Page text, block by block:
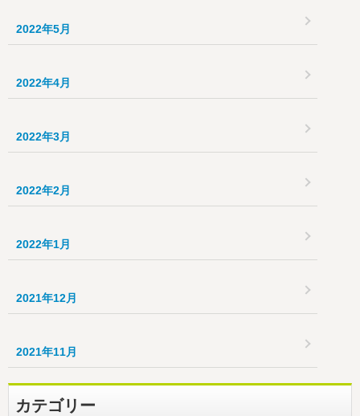
2022年5月
2022年4月
2022年3月
2022年2月
2022年1月
2021年12月
2021年11月
カテゴリー